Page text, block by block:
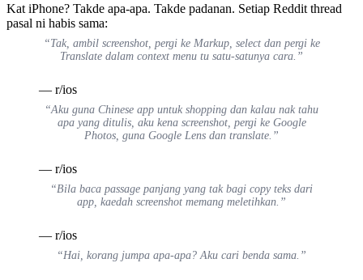
Kat iPhone? Takde apa-apa. Takde padanan. Setiap Reddit thread
pasal ni habis sama:
“Tak, ambil screenshot, pergi ke Markup, select dan pergi ke
Translate dalam context menu tu satu-satunya cara.”
— r/ios
“Aku guna Chinese app untuk shopping dan kalau nak tahu
apa yang ditulis, aku kena screenshot, pergi ke Google
Photos, guna Google Lens dan translate.”
— r/ios
“Bila baca passage panjang yang tak bagi copy teks dari
app, kaedah screenshot memang meletihkan.”
— r/ios
“Hai, korang jumpa apa-apa? Aku cari benda sama.”